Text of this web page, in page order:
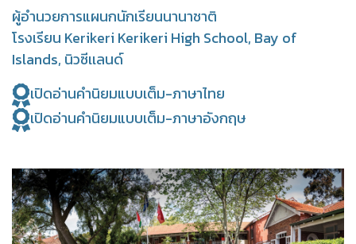
ผู้อำนวยการแผนกนักเรียนนานาชาติ
โรงเรียน Kerikeri Kerikeri High School, Bay of
Islands, นิวซีเเลนด์
เปิดอ่านคำนิยมแบบเต็ม-ภาษาไทย
เปิดอ่านคำนิยมแบบเต็ม-ภาษาอังกฤษ